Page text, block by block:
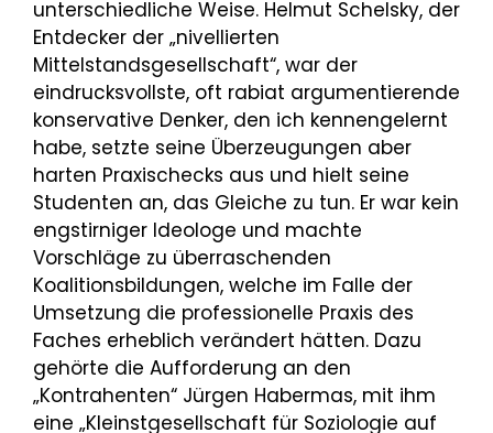
unterschiedliche Weise. Helmut Schelsky, der
Entdecker der „nivellierten
Mittelstandsgesellschaft“, war der
eindrucksvollste, oft rabiat argumentierende
konservative Denker, den ich kennengelernt
habe, setzte seine Überzeugungen aber
harten Praxischecks aus und hielt seine
Studenten an, das Gleiche zu tun. Er war kein
engstirniger Ideologe und machte
Vorschläge zu überraschenden
Koalitionsbildungen, welche im Falle der
Umsetzung die professionelle Praxis des
Faches erheblich verändert hätten. Dazu
gehörte die Aufforderung an den
„Kontrahenten“ Jürgen Habermas, mit ihm
eine „Kleinstgesellschaft für Soziologie auf